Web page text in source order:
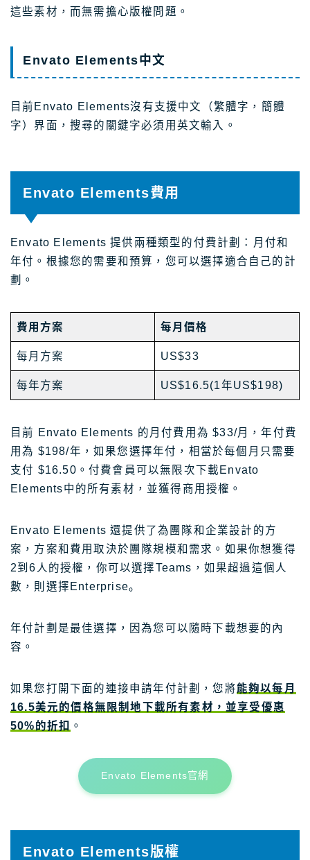
這些素材，而無需擔心版權問題。
Envato Elements中文
目前Envato Elements沒有支援中文（繁體字，簡體
字）界面，搜尋的關鍵字必須用英文輸入。
Envato Elements費用
Envato Elements 提供兩種類型的付費計劃：月付和
年付。根據您的需要和預算，您可以選擇適合自己的計
劃。
費用方案 每月價格
每月方案 US$33
每年方案 US$16.5(1年US$198)
目前 Envato Elements 的月付費用為 $33/月，年付費
用為 $198/年，如果您選擇年付，相當於每個月只需要
支付 $16.50。付費會員可以無限次下載Envato
Elements中的所有素材，並獲得商用授權。
Envato Elements 還提供了為團隊和企業設計的方
案，方案和費用取決於團隊規模和需求。如果你想獲得
2到6人的授權，你可以選擇Teams，如果超過這個人
數，則選擇Enterprise。
年付計劃是最佳選擇，因為您可以隨時下載想要的內
容。
如果您打開下面的連接申請年付計劃，您將能夠以每月
16.5美元的價格無限制地下載所有素材，並享受優惠
50%的折扣 。
Envato Elements官網
Envato Elements版權